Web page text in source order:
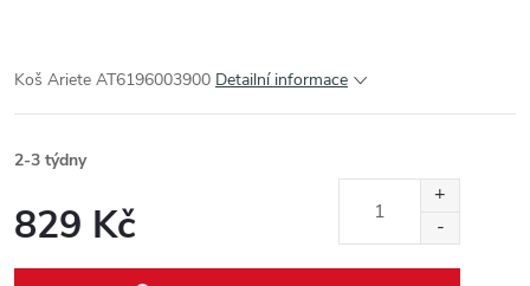
Koš Ariete AT6196003900 Detailní informace
2-3 týdny
829 Kč